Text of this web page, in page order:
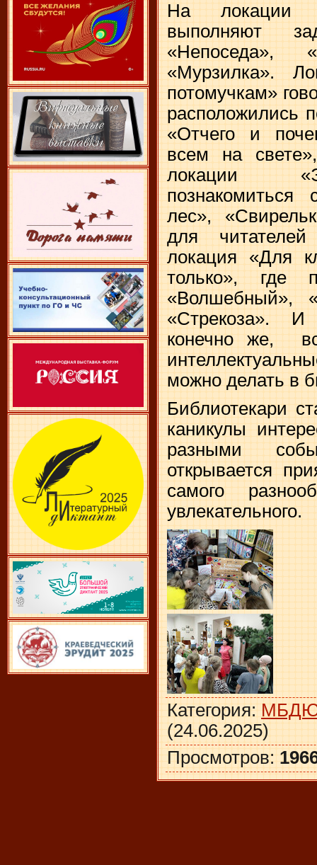
На локации
выполняют
«Непоседа»,
«Мурзилка».
потомучкам»
расположились
«Отчего и
всем на
локации
лес»,
для
локация «Для
только», где
«Волшебный»,
«Стрекоза».
конечно же,
можно делать в
Библиотекари
каникулы
разными
открывается
самого
увлекательного.
Категория:
(24.06.2025)
Просмотров: